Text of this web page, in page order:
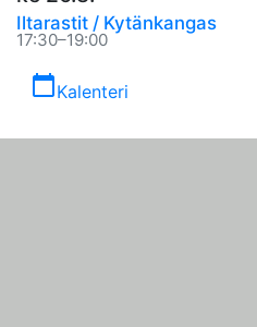
Iltarastit / Kytänkangas
17:30–19:00
calendar_todayKalenteri